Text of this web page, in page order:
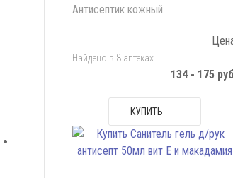
Антисептик кожный
Найдено в 8 аптеках
134 - 175
КУПИТЬ